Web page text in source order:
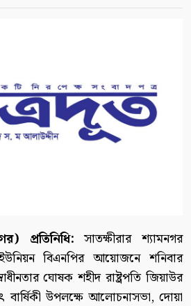
প্রতিনিধি: সাতক্ষীরার শ্যামনগর
বিএনপির আয়োজনে শনিবার
ঘোষক শহীদ রাষ্ট্রপতি জিয়াউর
বার্ষিকী উপলক্ষে আলোচনাসভা, দোয়া